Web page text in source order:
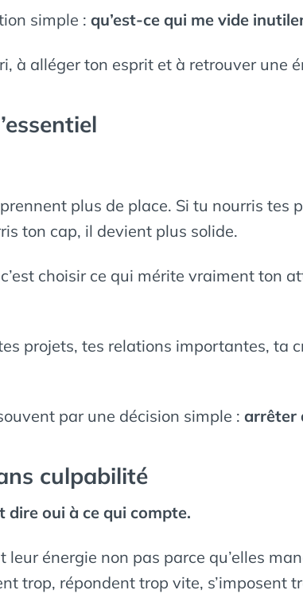
simple : qu’est-ce qui me vide
à alléger ton esprit et à retrouver une
plus de place. Si tu nourris tes
ton cap, il devient plus solide.
choisir ce qui mérite vraiment ton
projets, tes relations importantes, ta
par une décision simple : arrêter
culpabilité
dire oui à ce qui compte.
énergie non pas parce qu’elles
trop, répondent trop vite, s’imposent